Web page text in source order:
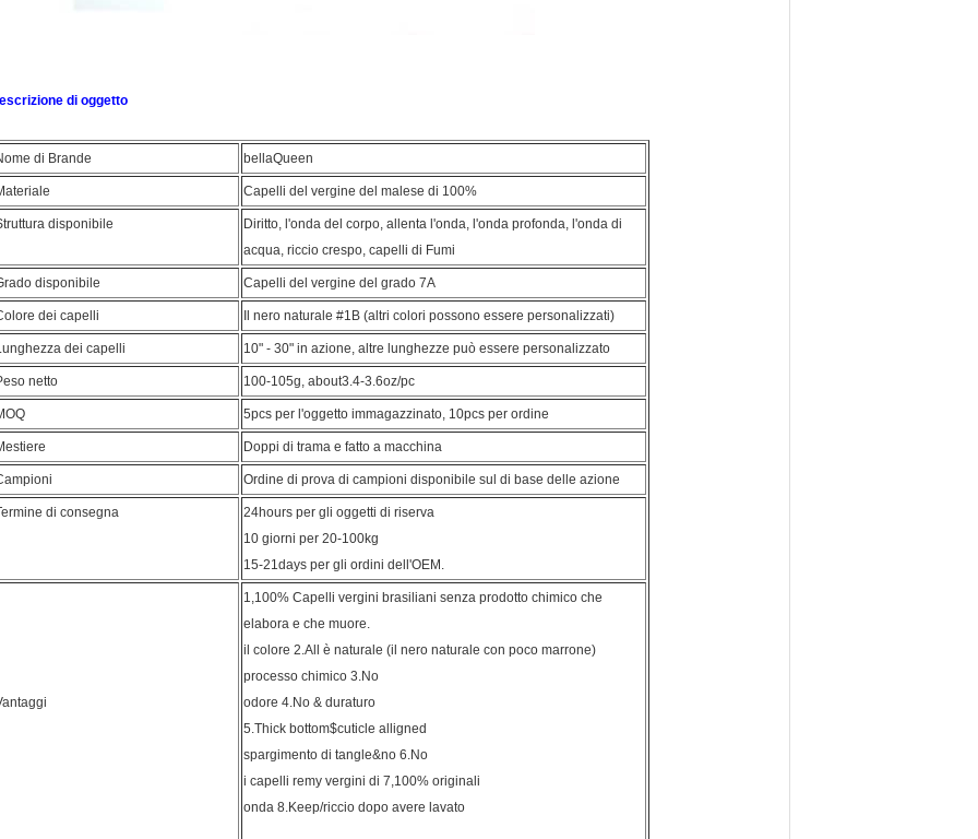
di oggetto
di Brande bellaQueen
Capelli del vergine del malese di 100%
disponibile
Diritto, l'onda del corpo, allenta l'onda, l'onda profonda, l'onda di
acqua, riccio crespo, capelli di Fumi
disponibile Capelli del vergine del grado 7A
dei capelli Il nero naturale #1B (altri colori possono essere personalizzati)
dei capelli 10" - 30" in azione, altre lunghezze può essere personalizzato
netto 100-105g, about3.4-3.6oz/pc
5pcs per l'oggetto immagazzinato, 10pcs per ordine
Doppi di trama e fatto a macchina
Ordine di prova di campioni disponibile sul di base delle azione
di consegna
24hours per gli oggetti di riserva
10 giorni per 20-100kg
15-21days per gli ordini dell'OEM.
1,100% Capelli vergini brasiliani senza prodotto chimico che
elabora e che muore.
il colore 2.All è naturale (il nero naturale con poco marrone)
processo chimico 3.No
odore 4.No & duraturo
5.Thick bottom$cuticle alligned
spargimento di tangle&no 6.No
i capelli remy vergini di 7,100% originali
onda 8.Keep/riccio dopo avere lavato